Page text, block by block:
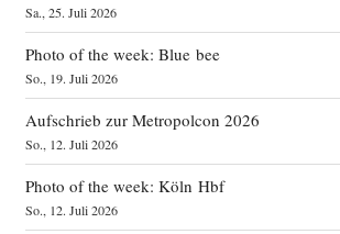
Sa., 25. Juli 2026
Photo of the week: Blue bee
So., 19. Juli 2026
Aufschrieb zur Metropolcon 2026
So., 12. Juli 2026
Photo of the week: Köln Hbf
So., 12. Juli 2026